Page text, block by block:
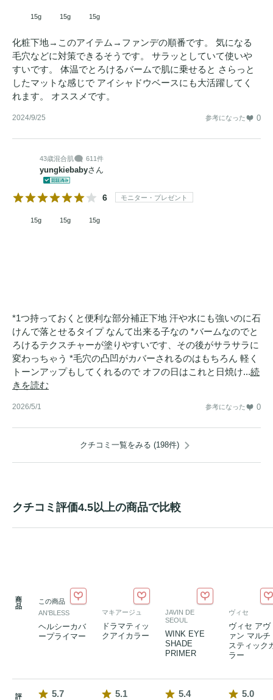
15g 15g 15g
化粧下地→このアイテム→ファンデの順番です。 気になる
毛穴などに対策できるそうです。 サラッとしていて使いや
すいです。 体温でとろけるバームで肌に乗せると さらっと
したマットな感じで アイシャドウベースにも大活躍してく
れます。 オススメです。
2024/9/25 参考になった 0
43歳混合肌 611件
yungkiebabyさん
6 モニター・プレゼント
15g 15g 15g
*1つ持っておくと便利な部分補正下地 汗や水にも強いのに石
けんで落とせるタイプ なんて出来る子なの *バームなのでと
ろけるテクスチャーが塗りやすいです、その後がサラサラに
変わっちゃう *毛穴の凸凹がカバーされるのはもちろん 軽く
トーンアップもしてくれるので オフの日はこれと日焼け...続
きを読む
2026/5/1 参考になった 0
クチコミ一覧をみる (198件)
クチコミ評価4.5以上の商品で比較
商
品
この商品
AN'BLESS
ヘルシーカバ
ープライマー
マキアージュ
ドラマティッ
クアイカラー
JAVIN DE
SEOUL
WINK EYE
SHADE
PRIMER
ヴィセ
ヴィセ アヴ
ァン マルチ
スティック
ラー
評
5.7 5.1 5.4 5.0